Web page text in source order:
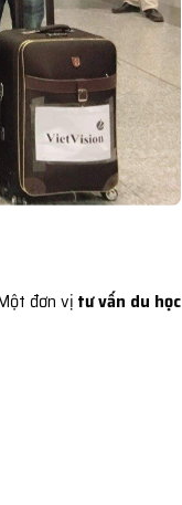
đơn vị tư vấn du học